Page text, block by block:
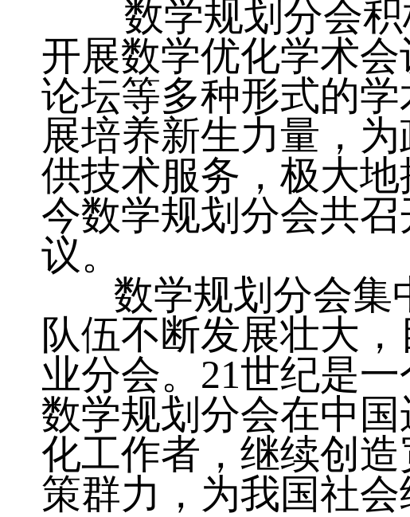
数学规划分会积
开展数学优化学术
论坛等多种形式的
展培养新生力量，
供技术服务，极大
今数学规划分会共
议。
数学规划分会集
队伍不断发展壮大
业分会。21世纪是
数学规划分会在中
化工作者，继续创
策群力，为我国社会